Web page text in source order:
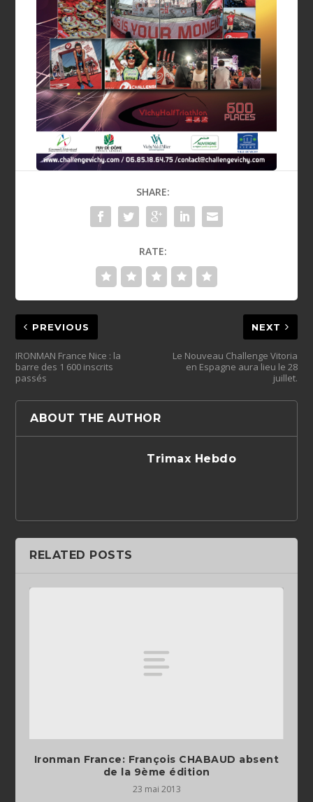
SHARE:
RATE:
PREVIOUS
IRONMAN France Nice : la
barre des 1 600 inscrits
passés
NEXT
Le Nouveau Challenge Vitoria
en Espagne aura lieu le 28
juillet.
ABOUT THE AUTHOR
Trimax Hebdo
RELATED POSTS
Ironman France: François CHABAUD absent
de la 9ème édition
23 mai 2013